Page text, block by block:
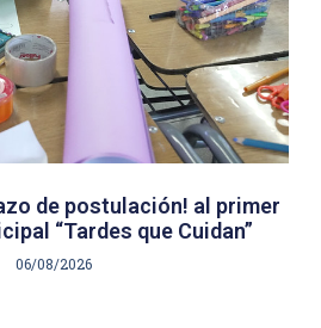
de postulación! al primer
“Tardes que Cuidan”
06/08/2026